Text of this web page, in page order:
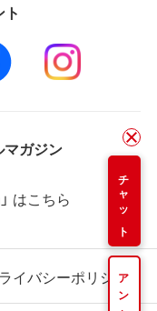
チャット
ガジン
はこちら
イバシーポリシー